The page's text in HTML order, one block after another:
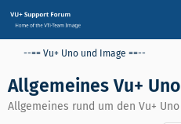
--== Vu+ Uno und Image ==--
Allgemeines Vu+ Uno
Allgemeines rund um den Vu+ Uno